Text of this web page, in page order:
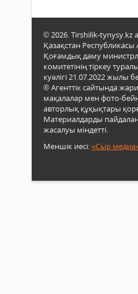
© 2026. Tirshilik-tynysy.kz
Қазақстан
Қоғамдық даму
комитетінің тіркеу
куәлігі 21.07.2022 жылы
® Агенттік сайтында
мақалалар мен фото-
авторлық құқықтары
Материалдарды
жасалуы міндетті.
Меншік иесі:«Сыр